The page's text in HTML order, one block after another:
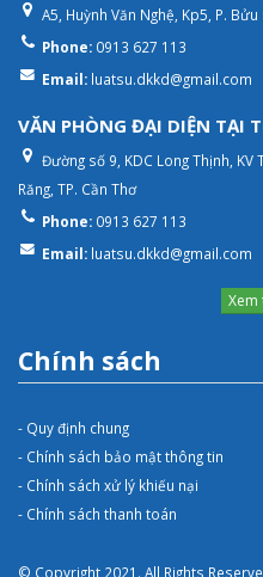
A5, Huỳnh Văn Nghệ, Kp5, P.
Phone: 0913 627 113
Email: luatsu.dkkd@gmail.com
VĂN PHÒNG ĐẠI DIỆN TẠI
Đường số 9, KDC Long Thịnh,
Răng, TP. Cần Thơ
Phone: 0913 627 113
Email: luatsu.dkkd@gmail.com
Xem
Chính sách
- Quy định chung
- Chính sách bảo mật thông tin
- Chính sách xử lý khiếu nại
- Chính sách thanh toán
© Copyright 2021. All Rights